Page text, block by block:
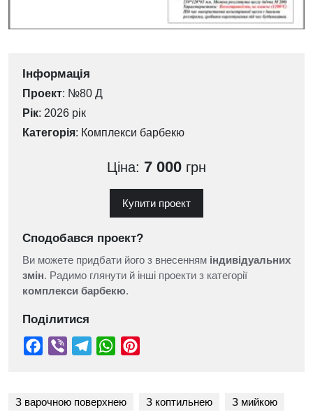
Інформація
Проект: №80 Д
Рік: 2026 рік
Категорія: Комплекси барбекю
Ціна: 7 000 грн
Купити проект
Сподобався проект?
Ви можете придбати його з внесенням індивідуальних
змін. Радимо глянути й інші проекти з категорії
комплекси барбекю.
Поділитися
З варочною поверхнею З коптильнею З мийкою